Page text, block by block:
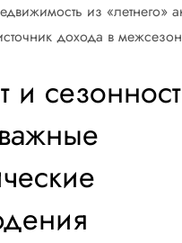
из «летнего»
дохода в
и